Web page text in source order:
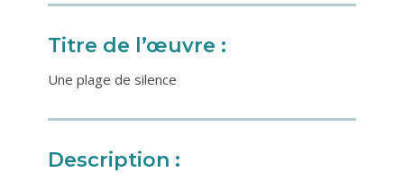
Titre de l’œuvre :
Une plage de silence
Description :